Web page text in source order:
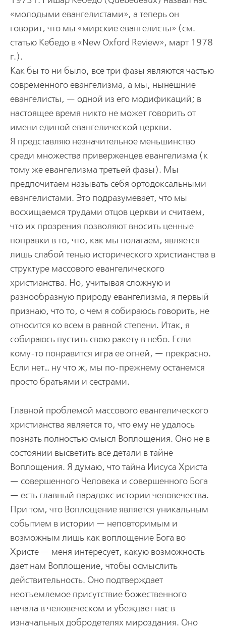
«молодыми евангелистами», а теперь он
говорит, что мы «мирские евангелисты» (см.
статью Кебедо в «New Oxford Review», март 1978
г.).
Как бы то ни было, все три фазы являются частью
современного евангелизма, а мы, нынешние
евангелисты, — одной из его модификаций; в
настоящее время никто не может говорить от
имени единой евангелической церкви.
Я представляю незначительное меньшинство
среди множества приверженцев евангелизма (к
тому же евангелизма третьей фазы). Мы
предпочитаем называть себя ортодоксальными
евангелистами. Это подразумевает, что мы
восхищаемся трудами отцов церкви и считаем,
что их прозрения позволяют вносить ценные
поправки в то, что, как мы полагаем, является
лишь слабой тенью исторического христианства в
структуре массового евангелического
христианства. Но, учитывая сложную и
разнообразную природу евангелизма, я первый
признаю, что то, о чем я собираюсь говорить, не
относится ко всем в равной степени. Итак, я
собираюсь пустить свою ракету в небо. Если
кому-то понравится игра ее огней, — прекрасно.
Если нет… ну что ж, мы по-прежнему останемся
просто братьями и сестрами.
Главной проблемой массового евангелического
христианства является то, что ему не удалось
познать полностью смысл Воплощения. Оно не в
состоянии высветить все детали в тайне
Воплощения. Я думаю, что тайна Иисуса Христа
— совершенного Человека и совершенного Бога
— есть главный парадокс истории человечества.
При том, что Воплощение является уникальным
событием в истории — неповторимым и
возможным лишь как воплощение Бога во
Христе — меня интересует, какую возможность
дает нам Воплощение, чтобы осмыслить
действительность. Оно подтверждает
неотъемлемое присутствие божественного
начала в человеческом и убеждает нас в
изначальных добродетелях мироздания. Оно